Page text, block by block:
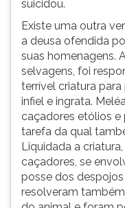
suicidou.
Existe uma outra
a deusa ofendida
suas homenagens.
selvagens, foi
terrível criatura
infiel e ingrata.
caçadores etólios e
tarefa da qual
Liquidada a
caçadores, se
posse dos
resolveram